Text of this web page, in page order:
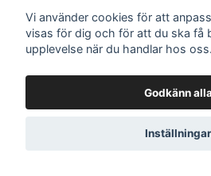
Vi använder cookies för att
visas för dig och för att du ska få
upplevelse när du handlar hos oss.
Godkänn alla
Inställningar